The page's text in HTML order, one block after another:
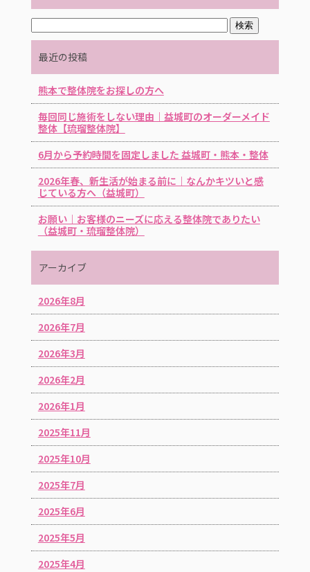
最近の投稿
熊本で整体院をお探しの方へ
毎回同じ施術をしない理由｜益城町のオーダーメイド
整体【琉瑠整体院】
6月から予約時間を固定しました 益城町・熊本・整体
2026年春、新生活が始まる前に｜なんかキツいと感
じている方へ（益城町）
お願い｜お客様のニーズに応える整体院でありたい
（益城町・琉瑠整体院）
アーカイブ
2026年8月
2026年7月
2026年3月
2026年2月
2026年1月
2025年11月
2025年10月
2025年7月
2025年6月
2025年5月
2025年4月